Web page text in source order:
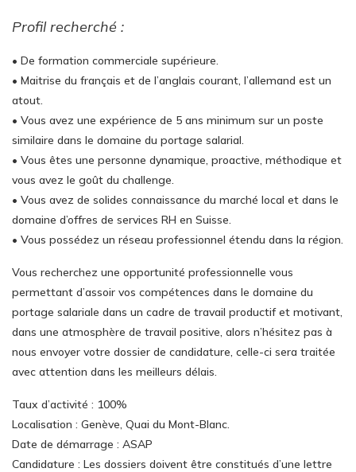
Profil recherché :
• De formation commerciale supérieure.
• Maitrise du français et de l’anglais courant, l’allemand est un
atout.
• Vous avez une expérience de 5 ans minimum sur un poste
similaire dans le domaine du portage salarial.
• Vous êtes une personne dynamique, proactive, méthodique et
vous avez le goût du challenge.
• Vous avez de solides connaissance du marché local et dans le
domaine d’offres de services RH en Suisse.
• Vous possédez un réseau professionnel étendu dans la région.
Vous recherchez une opportunité professionnelle vous
permettant d’assoir vos compétences dans le domaine du
portage salariale dans un cadre de travail productif et motivant,
dans une atmosphère de travail positive, alors n’hésitez pas à
nous envoyer votre dossier de candidature, celle-ci sera traitée
avec attention dans les meilleurs délais.
Taux d’activité : 100%
Localisation : Genève, Quai du Mont-Blanc.
Date de démarrage : ASAP
Candidature : Les dossiers doivent être constitués d’une lettre